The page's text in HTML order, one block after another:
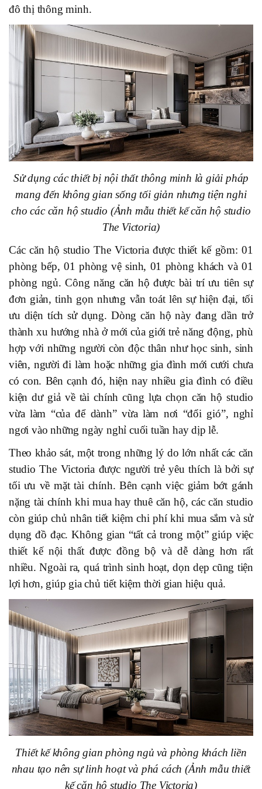
đô thị thông minh.
Sử dụng các thiết bị nội thất thông minh là giải pháp
mang đến không gian sống tối giản nhưng tiện nghi
cho các căn hộ studio (Ảnh mẫu thiết kế căn hộ studio
The Victoria)
Các căn hộ studio The Victoria được thiết kế gồm: 01
phòng bếp, 01 phòng vệ sinh, 01 phòng khách và 01
phòng ngủ. Công năng căn hộ được bài trí ưu tiên sự
đơn giản, tinh gọn nhưng vẫn toát lên sự hiện đại, tối
ưu diện tích sử dụng. Dòng căn hộ này đang dần trở
thành xu hướng nhà ở mới của giới trẻ năng động, phù
hợp với những người còn độc thân như học sinh, sinh
viên, người đi làm hoặc những gia đình mới cưới chưa
có con. Bên cạnh đó, hiện nay nhiều gia đình có điều
kiện dư giả về tài chính cũng lựa chọn căn hộ studio
vừa làm “của để dành” vừa làm nơi “đổi gió”, nghỉ
ngơi vào những ngày nghỉ cuối tuần hay dịp lễ.
Theo khảo sát, một trong những lý do lớn nhất các căn
studio The Victoria được người trẻ yêu thích là bởi sự
tối ưu về mặt tài chính. Bên cạnh việc giảm bớt gánh
nặng tài chính khi mua hay thuê căn hộ, các căn studio
còn giúp chủ nhân tiết kiệm chi phí khi mua sắm và sử
dụng đồ đạc. Không gian “tất cả trong một” giúp việc
thiết kế nội thất được đồng bộ và dễ dàng hơn rất
nhiều. Ngoài ra, quá trình sinh hoạt, dọn dẹp cũng tiện
lợi hơn, giúp gia chủ tiết kiệm thời gian hiệu quả.
Thiết kế không gian phòng ngủ và phòng khách liền
nhau tạo nên sự linh hoạt và phá cách (Ảnh mẫu thiết
kế căn hộ studio The Victoria)